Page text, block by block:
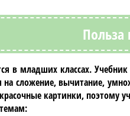
Польза
в младших классах.
сложение, вычитание,
картинки, поэтому